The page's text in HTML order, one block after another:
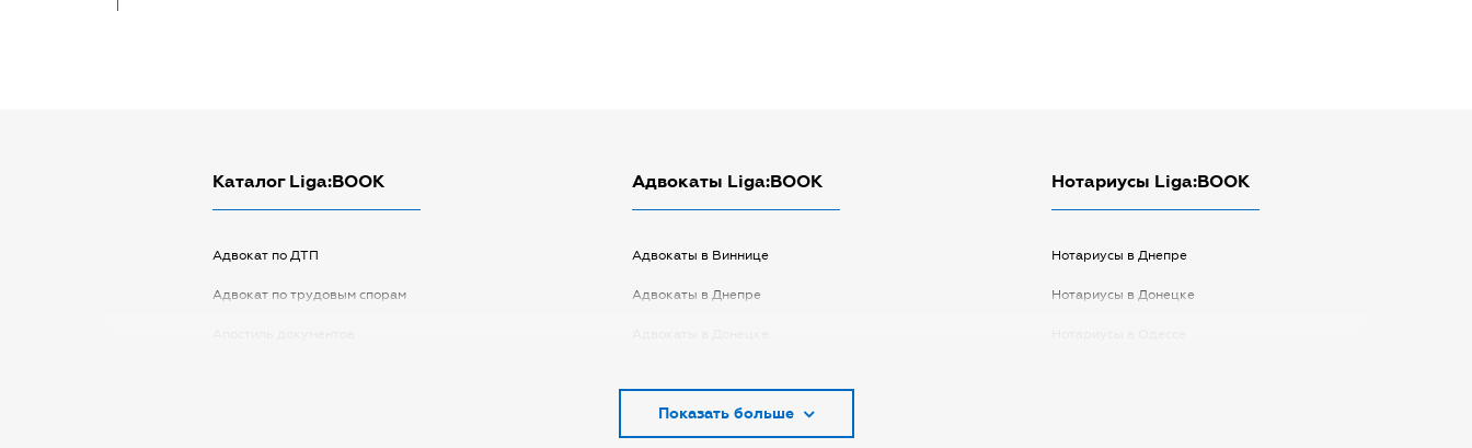
Каталог Liga:BOOK
Адвокат по ДТП
Адвокат по трудовым спорам
Адвокаты Liga:BOOK
Адвокаты в Виннице
Адвокаты в Днепре
Адвокаты в Киеве
Нотариусы Liga:BOOK
Нотариусы в Днепре
Нотариусы в Донецке
Показать больше